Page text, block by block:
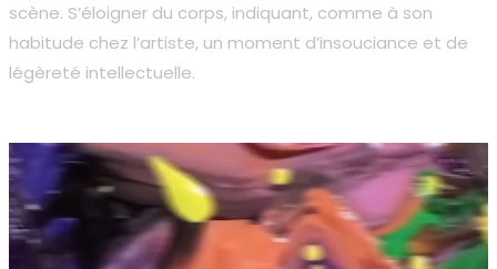
scène. S’éloigner du corps, indiquant, comme à son
habitude chez l’artiste, un moment d’insouciance et de
légèreté intellectuelle.